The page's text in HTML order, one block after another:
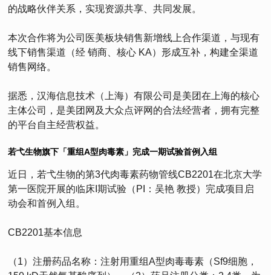
的战略伙伴关系，实现资源共享、共同发展。
本次合作将为公司医美板块销售新增线上合作渠道，与现有
线下销售渠道（经 销商、核心 KA）形成互补，构建全渠道
销售网络。
据悉，汉海信息技术（上海）有限公司是美团在上海的核心
主体公司，是美团网及大众点评网的合法经营者，拥有完整
的平台自主经营权益。
若弋生物旗下「重组A型肉毒素」完成一期试验首例入组
近日，若弋生物的第3代肉毒素药物管线CB2201在北京大学
第一医院开展的临床I期试验（PI：吴艳 教授）完成项目启
动会和首例入组。
CB2201基本信息
（1）注册药品名称：注射用重组A型肉毒毒素（Sf9细胞，